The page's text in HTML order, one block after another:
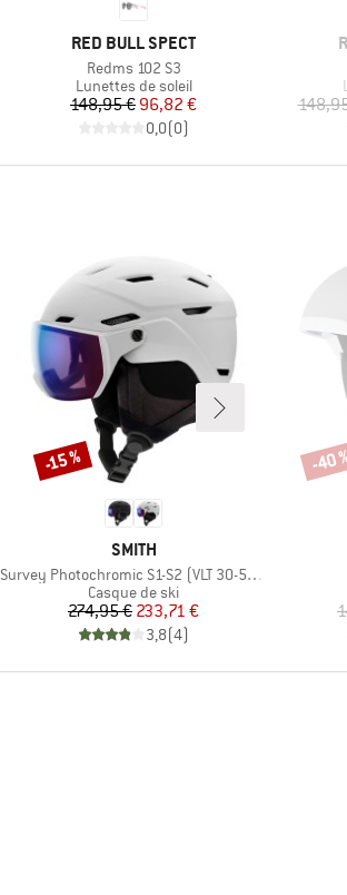
MARQUE
RED BULL SPECT
Article
Redms 102 S3
Product group
Lunettes de soleil
Prix
148,95 €Prix réduit
96,82 €
0,0(0)
MARQUE
SMITH
Article
Survey Photochromic S1-S2 (VLT 30-50%)
Product group
Casque de ski
Prix
274,95 €Prix réduit
233,71 €
3,8(4)
Remise
-15 % -40